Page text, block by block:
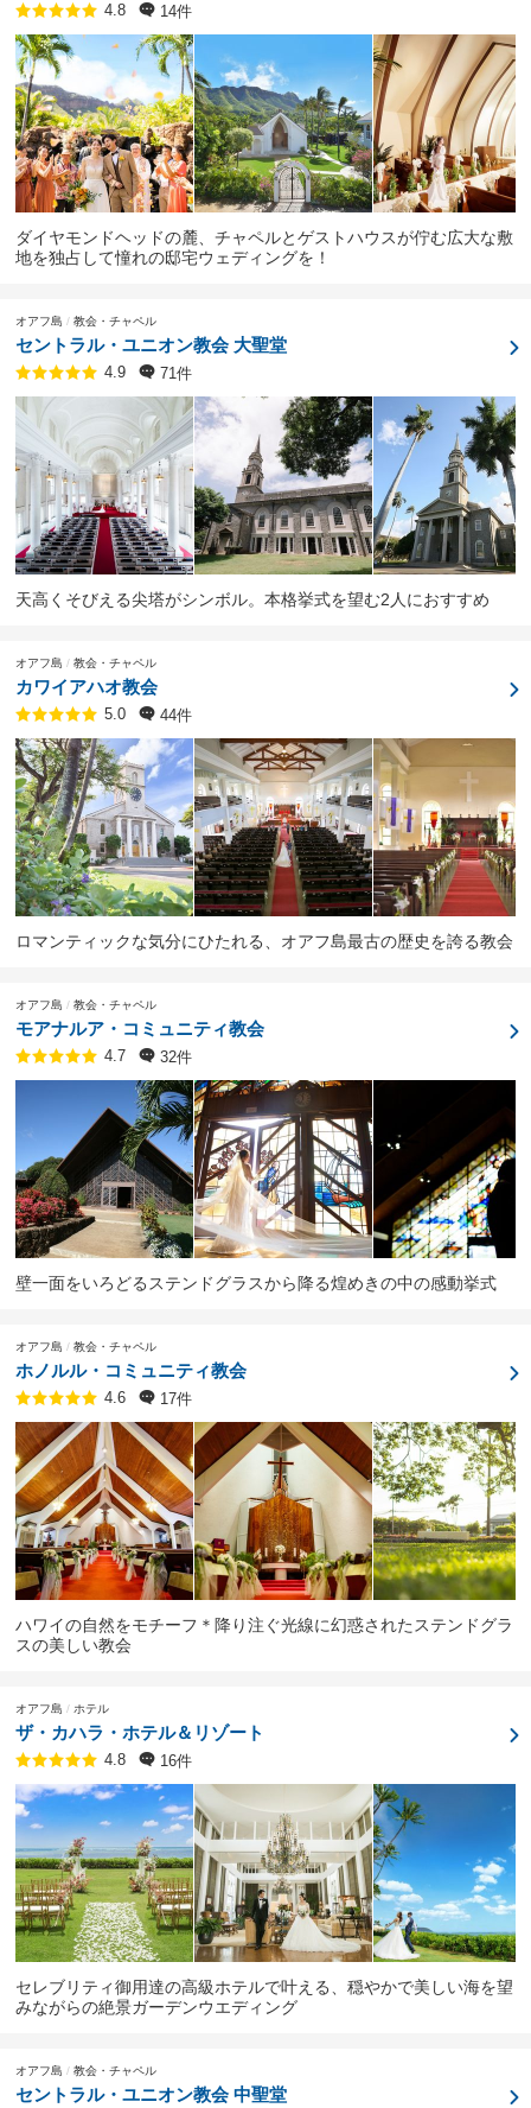
4.8 14件
ダイヤモンドヘッドの麓、チャペルとゲストハウスが佇む広大な敷
地を独占して憧れの邸宅ウェディングを！
オアフ島 教会・チャペル
セントラル・ユニオン教会 大聖堂
4.9 71件
天高くそびえる尖塔がシンボル。本格挙式を望む2人におすすめ
オアフ島 教会・チャペル
カワイアハオ教会
5.0 44件
ロマンティックな気分にひたれる、オアフ島最古の歴史を誇る教会
オアフ島 教会・チャペル
モアナルア・コミュニティ教会
4.7 32件
壁一面をいろどるステンドグラスから降る煌めきの中の感動挙式
オアフ島 教会・チャペル
ホノルル・コミュニティ教会
4.6 17件
ハワイの自然をモチーフ＊降り注ぐ光線に幻惑されたステンドグラ
スの美しい教会
オアフ島 ホテル
ザ・カハラ・ホテル＆リゾート
4.8 16件
セレブリティ御用達の高級ホテルで叶える、穏やかで美しい海を望
みながらの絶景ガーデンウエディング
オアフ島 教会・チャペル
セントラル・ユニオン教会 中聖堂